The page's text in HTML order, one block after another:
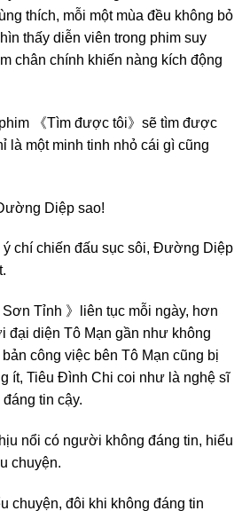
thích, mỗi một mùa đều không bỏ
thấy diễn viên trong phim suy
chân chính khiến nàng kích động
《Tìm được tôi》sẽ tìm được
là một minh tinh nhỏ cái gì cũng
Diệp sao!
chí chiến đấu sục sôi, Đường Diệp
Tỉnh 》liên tục mỗi ngày, hơn
đại diện Tô Mạn gần như không
công việc bên Tô Mạn cũng bị
ít, Tiêu Đình Chi coi như là nghệ sĩ
tin cậy.
nổi có người không đáng tin, hiểu
chuyện.
chuyện, đôi khi không đáng tin